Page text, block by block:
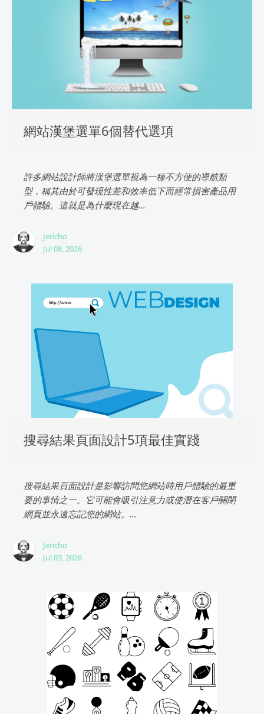
網站漢堡選單6個替代選項
許多網站設計師將漢堡選單視為一種不方便的導航類
型，稱其由於可發現性差和效率低下而經常損害產品用
戶體驗。這就是為什麼現在越...
Jericho
Jul 08, 2026
搜尋結果頁面設計5項最佳實踐
搜尋結果頁面設計是影響訪問您網站時用戶體驗的最重
要的事情之一。它可能會吸引注意力或使潛在客戶關閉
網頁並永遠忘記您的網站。...
Jericho
Jul 03, 2026